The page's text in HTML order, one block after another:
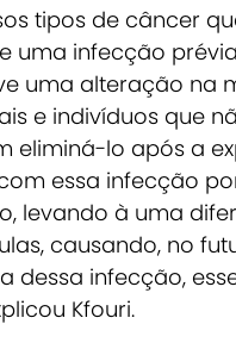
tipos de câncer
uma infecção
uma alteração na
e indivíduos que
eliminá-lo após a
essa infecção
levando à uma
causando, no
dessa infecção,
Kfouri.